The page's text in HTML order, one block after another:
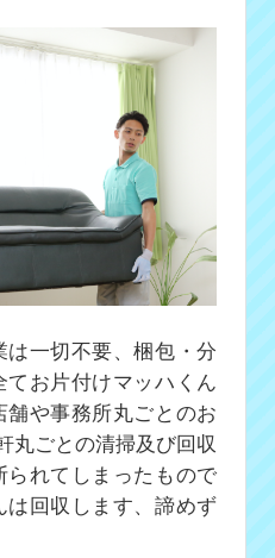
一切不要、梱包・分
お片付けマッハくん
や事務所丸ごとのお
丸ごとの清掃及び回収
られてしまったもので
は回収します、諦めず